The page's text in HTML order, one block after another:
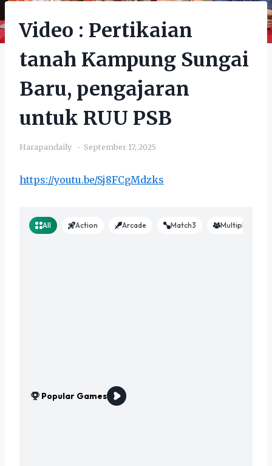
Video : Pertikaian
tanah Kampung Sungai
Baru, pengajaran
untuk RUU PSB
Harapandaily September 17, 2025
https://youtu.be/Sj8FCgMdzks